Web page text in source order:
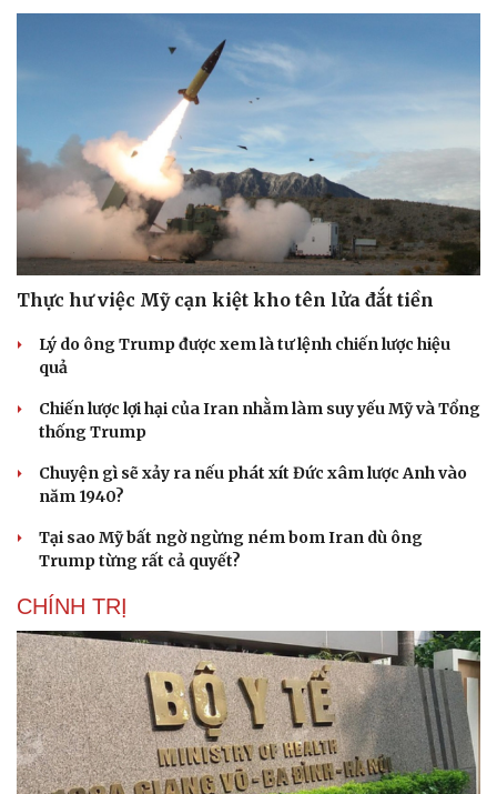
Thực hư việc Mỹ cạn kiệt kho tên lửa đắt tiền
Lý do ông Trump được xem là tư lệnh chiến lược hiệu
quả
Chiến lược lợi hại của Iran nhằm làm suy yếu Mỹ và Tổng
thống Trump
Chuyện gì sẽ xảy ra nếu phát xít Đức xâm lược Anh vào
năm 1940?
Tại sao Mỹ bất ngờ ngừng ném bom Iran dù ông
Trump từng rất cả quyết?
CHÍNH TRỊ